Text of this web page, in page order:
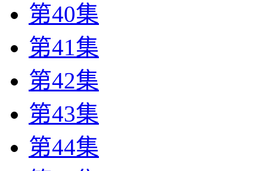
第40集
第41集
第42集
第43集
第44集